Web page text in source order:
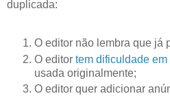
duplicada:
O editor não lembra que já
O editor tem dificuldade em
usada originalmente;
O editor quer adicionar